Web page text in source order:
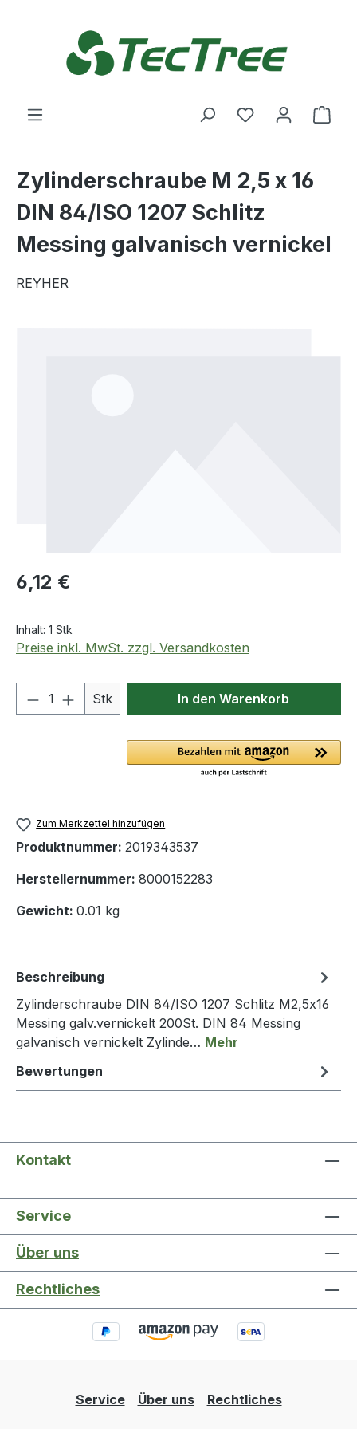
Du hast 0
Zylinderschraube M 2,5 x 16
DIN 84/ISO 1207 Schlitz
Messing galvanisch vernickel
REYHER
Regulärer Preis:
6,12 €
Inhalt: 1 Stk
Preise inkl. MwSt. zzgl. Versandkosten
Produkt Anzahl: Gib den
Stk In den Warenkorb
Zum Merkzettel hinzufügen
Produktnummer: 2019343537
Herstellernummer: 8000152283
Gewicht: 0.01 kg
Beschreibung
Zylinderschraube DIN 84/ISO 1207 Schlitz M2,5x16
Messing galv.vernickelt 200St. DIN 84 Messing
galvanisch vernickelt Zylinde… Mehr
Bewertungen
Kontakt
Service
Über uns
Rechtliches
Service Über uns Rechtliches